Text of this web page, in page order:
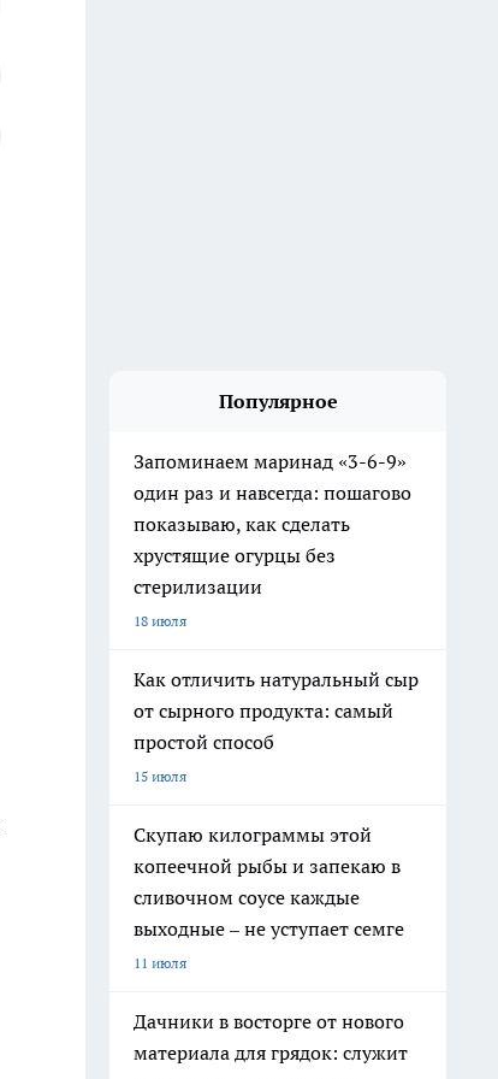
Популярное
Запоминаем маринад «3-6-9»
один раз и навсегда: пошагово
показываю, как сделать
хрустящие огурцы без
стерилизации
18 июля
Как отличить натуральный сыр
от сырного продукта: самый
простой способ
15 июля
Скупаю килограммы этой
копеечной рыбы и запекаю в
сливочном соусе каждые
выходные – не уступает семге
11 июля
Дачники в восторге от нового
материала для грядок: служит